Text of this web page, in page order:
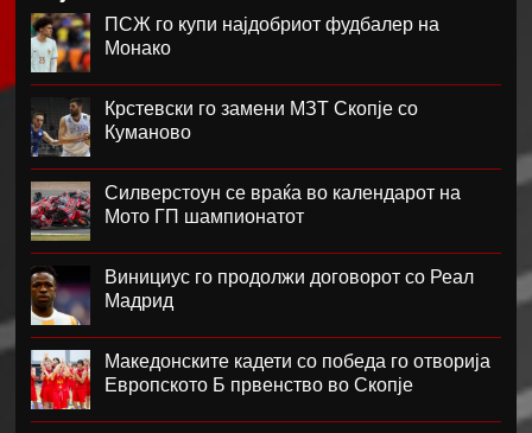
ПСЖ го купи најдобриот фудбалер на
Монако
Крстевски го замени МЗТ Скопје со
Куманово
Силверстоун се враќа во календарот на
Мото ГП шампионатот
Винициус го продолжи договорот со Реал
Мадрид
Македонските кадети со победа го отворија
Европското Б првенство во Скопје